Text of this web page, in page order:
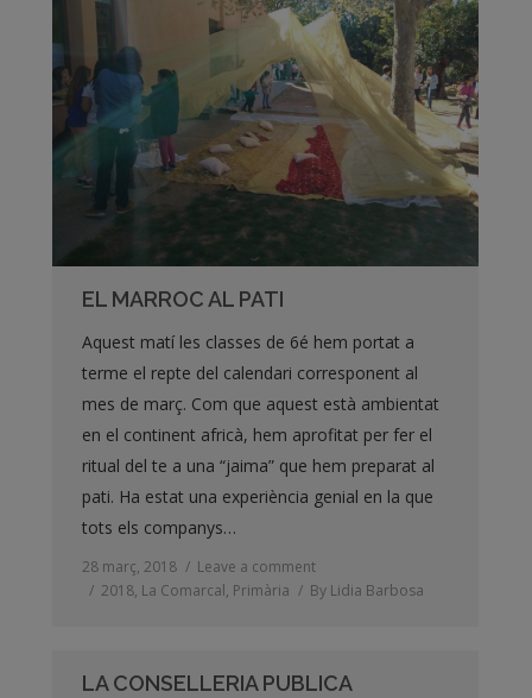
EL MARROC AL PATI
Aquest matí les classes de 6é hem portat a
terme el repte del calendari corresponent al
mes de març. Com que aquest està ambientat
en el continent africà, hem aprofitat per fer el
ritual del te a una “jaima” que hem preparat al
pati. Ha estat una experiència genial en la que
tots els companys…
28 març, 2018
Leave a comment
2018, La Comarcal, Primària By Lidia Barbosa
LA CONSELLERIA PUBLICA